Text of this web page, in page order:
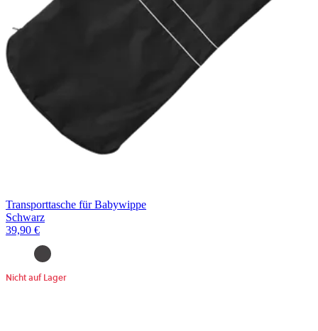
Transporttasche für Babywippe
Schwarz
39,90 €
Nicht auf Lager